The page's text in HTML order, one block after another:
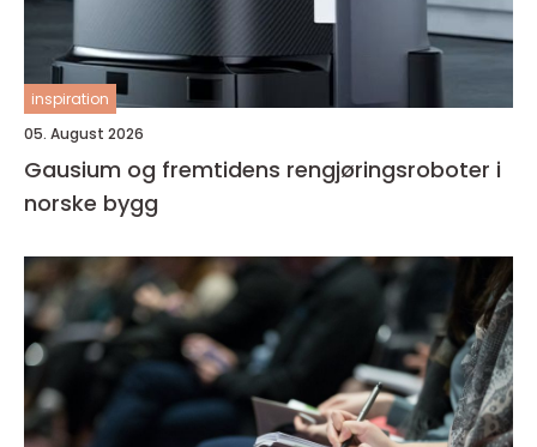
inspiration
05. August 2026
Gausium og fremtidens rengjøringsroboter i
norske bygg